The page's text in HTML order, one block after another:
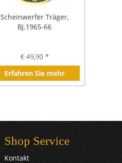
Scheinwerfer Träger,
Bj.1965-66
€ 49,90 *
Erfahren Sie mehr
Shop Service
Kontakt